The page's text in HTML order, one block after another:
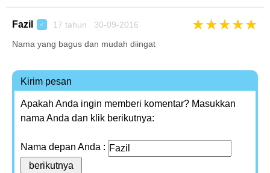
Fazil ♂ 17 tahun 30-09-2016 ★★★★★
Nama yang bagus dan mudah diingat
Kirim pesan
Apakah Anda ingin memberi komentar? Masukkan
nama Anda dan klik berikutnya:
Nama depan Anda :